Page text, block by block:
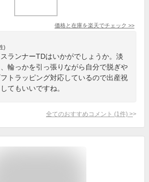
価格と在庫を楽天でチェック >>
)
ランナーTDはいかがでしょうか。淡
輪っかを引っ張りながら自分で脱ぎや
トラッピング対応しているので出産祝
てもいいですね。
全てのおすすめコメント (1 件) >